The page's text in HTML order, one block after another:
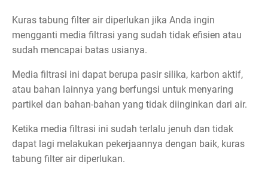
Kuras tabung filter air diperlukan jika Anda ingin
mengganti media filtrasi yang sudah tidak efisien atau
sudah mencapai batas usianya.
Media filtrasi ini dapat berupa pasir silika, karbon aktif,
atau bahan lainnya yang berfungsi untuk menyaring
partikel dan bahan-bahan yang tidak diinginkan dari air.
Ketika media filtrasi ini sudah terlalu jenuh dan tidak
dapat lagi melakukan pekerjaannya dengan baik, kuras
tabung filter air diperlukan.